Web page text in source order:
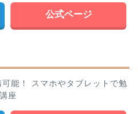
公式ページ
能！ スマホやタブレットで勉
座